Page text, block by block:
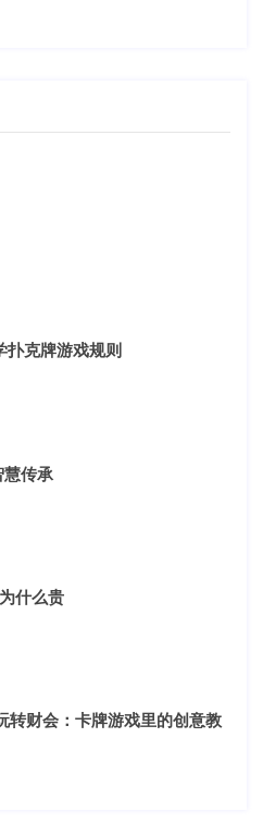
扑克牌游戏规则
慧传承
什么贵
转财会：卡牌游戏里的创意教